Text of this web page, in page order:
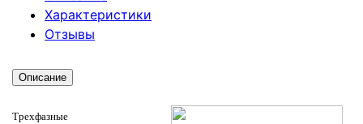
Характеристики
Отзывы
Описание
Трехфазные